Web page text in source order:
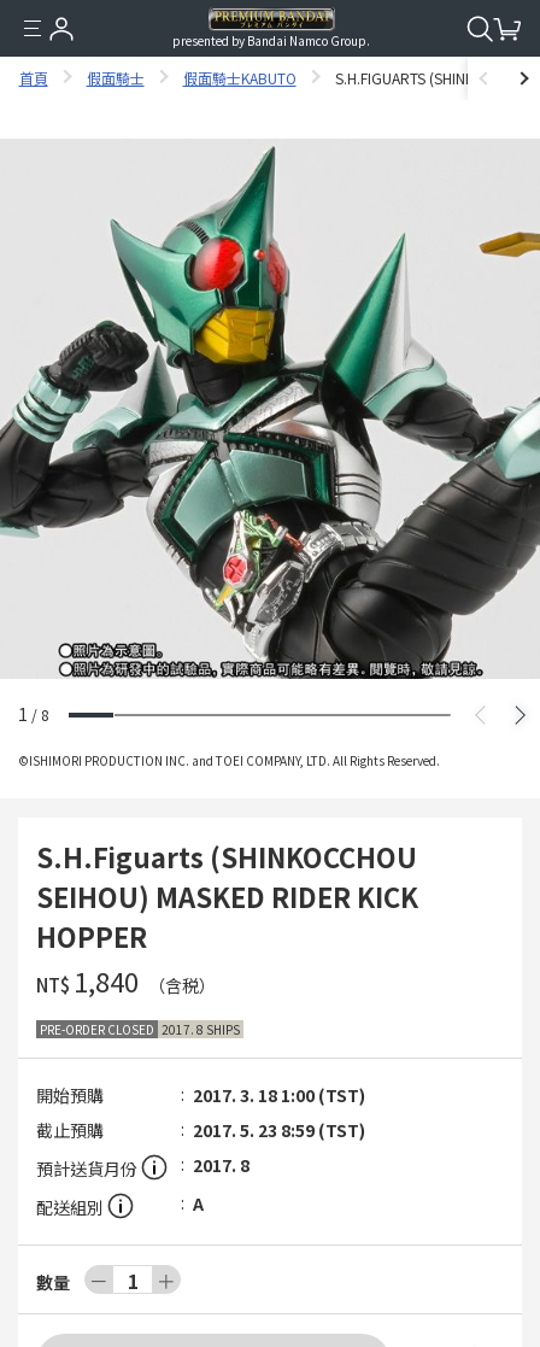
presented by Bandai Namco Group.
首頁 假面騎士 假面騎士KABUTO S.H.FIGUARTS
1 / 8
©ISHIMORI PRODUCTION INC. and TOEI COMPANY, LTD. All Rights Reserved.
S.H.Figuarts (SHINKOCCHOU
SEIHOU) MASKED RIDER KICK
HOPPER
NT$ ‌1,840 （含税）
PRE-ORDER CLOSED 2017. 8 SHIPS
開始預購
2017. 3. 18 1:00 (TST)
截止預購
2017. 5. 23 8:59 (TST)
預計送貨月份
2017. 8
配送組別
A
數量 － 1 ＋